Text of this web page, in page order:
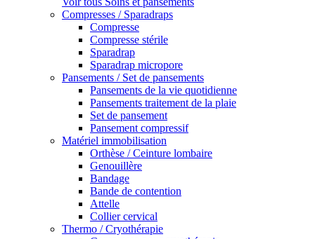
Compresses / Sparadraps
Compresse
Compresse stérile
Sparadrap
Sparadrap micropore
Pansements / Set de pansements
Pansements de la vie quotidienne
Pansements traitement de la plaie
Set de pansement
Pansement compressif
Matériel immobilisation
Orthèse / Ceinture lombaire
Genouillère
Bandage
Bande de contention
Attelle
Collier cervical
Thermo / Cryothérapie